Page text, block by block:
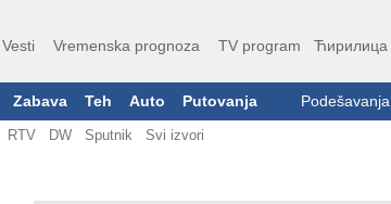
Vesti Vremenska prognoza TV program Ћирилица
Zabava Teh Auto Putovanja Podešavanja
RTV DW Sputnik Svi izvori